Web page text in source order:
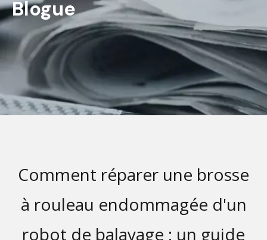
Blogue
Comment réparer une brosse
à rouleau endommagée d'un
robot de balayage : un guide